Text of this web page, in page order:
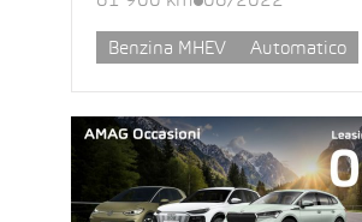
Benzina MHEV Automatico